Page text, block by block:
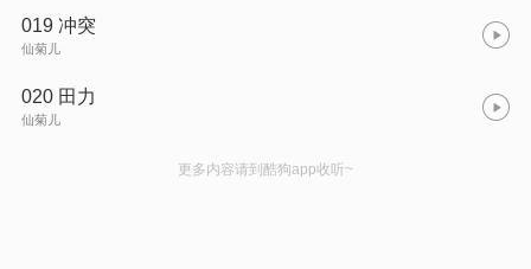
019 冲突
仙菊儿
020 田力
仙菊儿
更多内容请到酷狗app收听~